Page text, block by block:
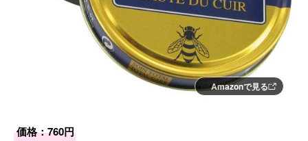
Amazonで見る
価格：760円